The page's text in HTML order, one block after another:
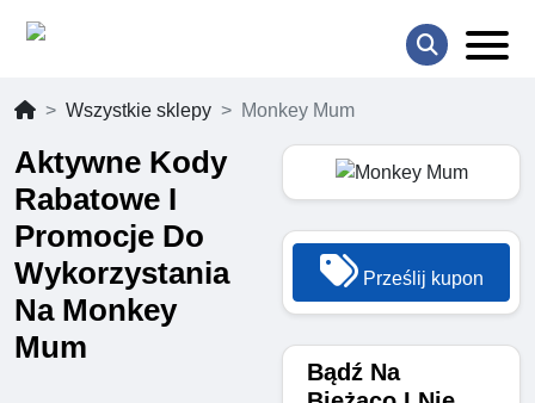
Wszystkie sklepy Monkey Mum
Aktywne Kody
Rabatowe I
Promocje Do
Wykorzystania
Na Monkey
Mum
Prześlij kupon
Bądź Na